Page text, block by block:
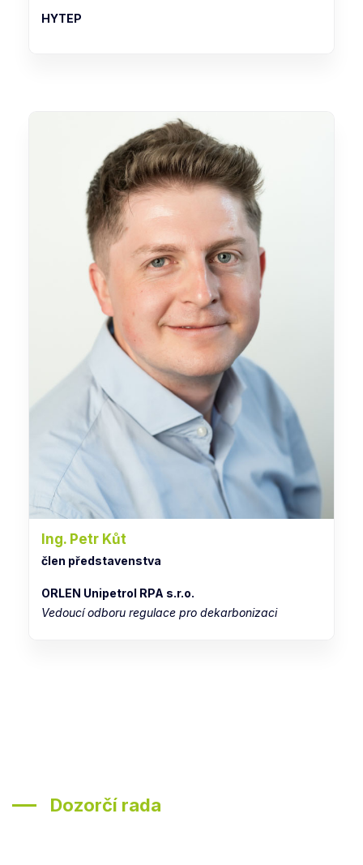
HYTEP
Ing. Petr Kůt
člen představenstva
ORLEN Unipetrol RPA s.r.o.
Vedoucí odboru regulace pro dekarbonizaci
Dozorčí rada